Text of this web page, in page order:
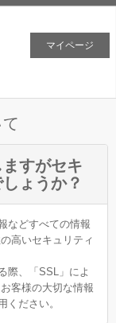
マイページ
すがセキ
ょうか？
などすべての情報
高いセキュリティ
際、「SSL」によ
客様の大切な情報
ください。